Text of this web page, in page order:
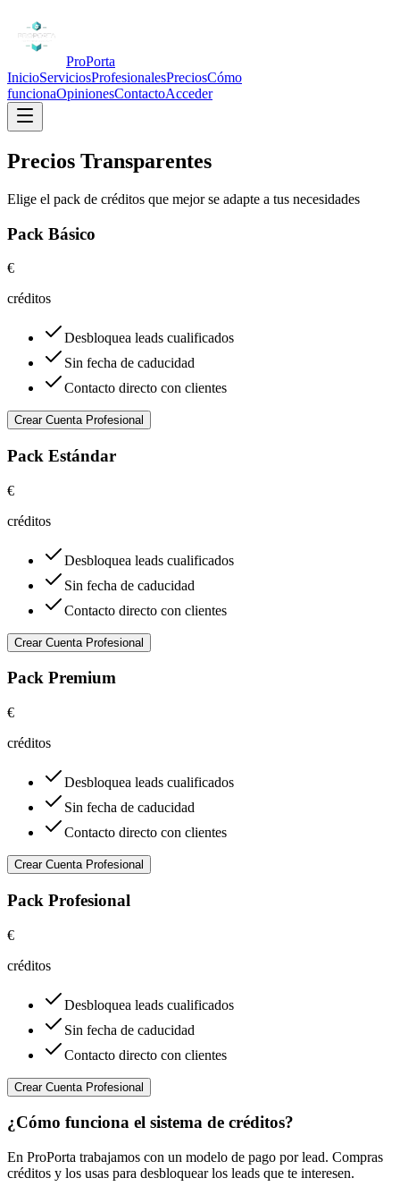
ProPorta
InicioServiciosProfesionalesPreciosCómo
funcionaOpinionesContactoAcceder
Precios Transparentes
Elige el pack de créditos que mejor se adapte a tus necesidades
Pack Básico
€
créditos
Desbloquea leads cualificados
Sin fecha de caducidad
Contacto directo con clientes
Crear Cuenta Profesional
Pack Estándar
€
créditos
Desbloquea leads cualificados
Sin fecha de caducidad
Contacto directo con clientes
Crear Cuenta Profesional
Pack Premium
€
créditos
Desbloquea leads cualificados
Sin fecha de caducidad
Contacto directo con clientes
Crear Cuenta Profesional
Pack Profesional
€
créditos
Desbloquea leads cualificados
Sin fecha de caducidad
Contacto directo con clientes
Crear Cuenta Profesional
¿Cómo funciona el sistema de créditos?
En ProPorta trabajamos con un modelo de pago por lead. Compras
créditos y los usas para desbloquear los leads que te interesen.